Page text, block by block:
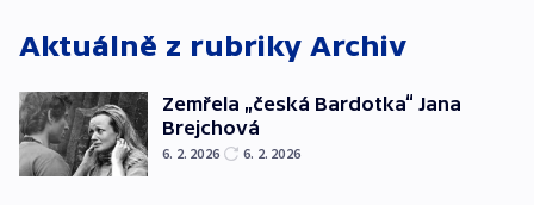
Aktuálně z rubriky Archiv
Zemřela „česká Bardotka“ Jana
Brejchová
6. 2. 2026 6. 2. 2026